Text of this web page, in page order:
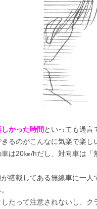
かった時間 といっても過言
るのがこんなに気楽で楽し
は20㎞/hだし、対向車は「
搭載してある無線車に一人
たって注意されないし、